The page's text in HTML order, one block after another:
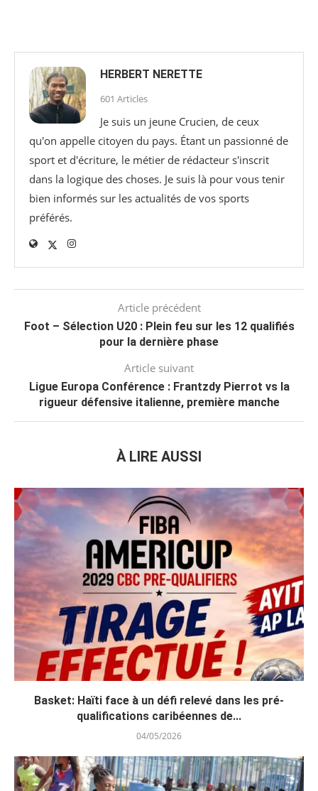
HERBERT NERETTE
601 Articles
Je suis un jeune Crucien, de ceux
qu'on appelle citoyen du pays. Étant un passionné de
sport et d'écriture, le métier de rédacteur s'inscrit
dans la logique des choses. Je suis là pour vous tenir
bien informés sur les actualités de vos sports
préférés.
Article précédent
Foot – Sélection U20 : Plein feu sur les 12 qualifiés
pour la dernière phase
Article suivant
Ligue Europa Conférence : Frantzdy Pierrot vs la
rigueur défensive italienne, première manche
À LIRE AUSSI
Basket: Haïti face à un défi relevé dans les pré-
qualifications caribéennes de...
04/05/2026